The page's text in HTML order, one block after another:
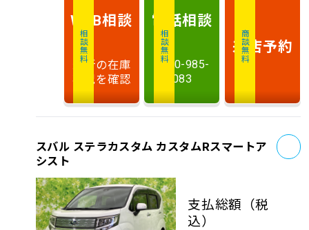
相談無料
WEB相談
最新の在庫
状況を確認
相談無料
電話相談
0120-985-
083
商談無料
来店予約
スバル ステラカスタム カスタムRスマートア
シスト
支払総額 （税
込）